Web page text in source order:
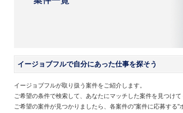
イージョブフルで自分にあった仕事を探そう
イージョブフルが取り扱う案件をご紹介します。
ご希望の条件で検索して、あなたにマッチした案件を見つけて
ご希望の案件が見つかりましたら、各案件の"案件に応募する"